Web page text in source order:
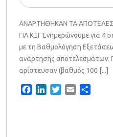
ΑΝΑΡΤΗΘΗΚΑΝ ΤΑ
ΓΙΑ ΚΞΓ Ενημερώνουμε για 4
με τη Βαθμολόγηση
ανάρτησης αποτελεσμάτων:
αρίστευσαν (βαθμός 100 [...]
FacebookLinkedInTwitterEmail